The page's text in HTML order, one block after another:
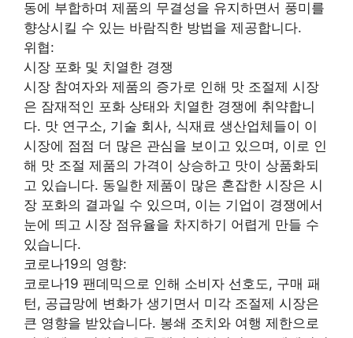
동에 부합하며 제품의 무결성을 유지하면서 풍미를
향상시킬 수 있는 바람직한 방법을 제공합니다.
위협:
시장 포화 및 치열한 경쟁
시장 참여자와 제품의 증가로 인해 맛 조절제 시장
은 잠재적인 포화 상태와 치열한 경쟁에 취약합니
다. 맛 연구소, 기술 회사, 식재료 생산업체들이 이
시장에 점점 더 많은 관심을 보이고 있으며, 이로 인
해 맛 조절 제품의 가격이 상승하고 맛이 상품화되
고 있습니다. 동일한 제품이 많은 혼잡한 시장은 시
장 포화의 결과일 수 있으며, 이는 기업이 경쟁에서
눈에 띄고 시장 점유율을 차지하기 어렵게 만들 수
있습니다.
코로나19의 영향:
코로나19 팬데믹으로 인해 소비자 선호도, 구매 패
턴, 공급망에 변화가 생기면서 미각 조절제 시장은
큰 영향을 받았습니다. 봉쇄 조치와 여행 제한으로